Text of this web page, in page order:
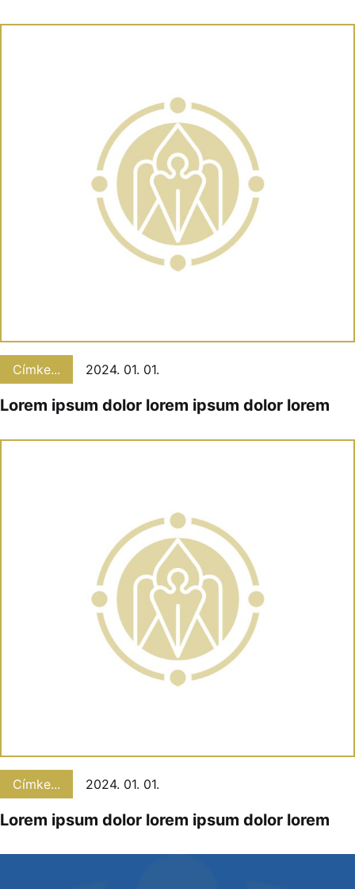
Címke... 2024. 01. 01.
Lorem ipsum dolor lorem ipsum dolor lorem
Címke... 2024. 01. 01.
Lorem ipsum dolor lorem ipsum dolor lorem